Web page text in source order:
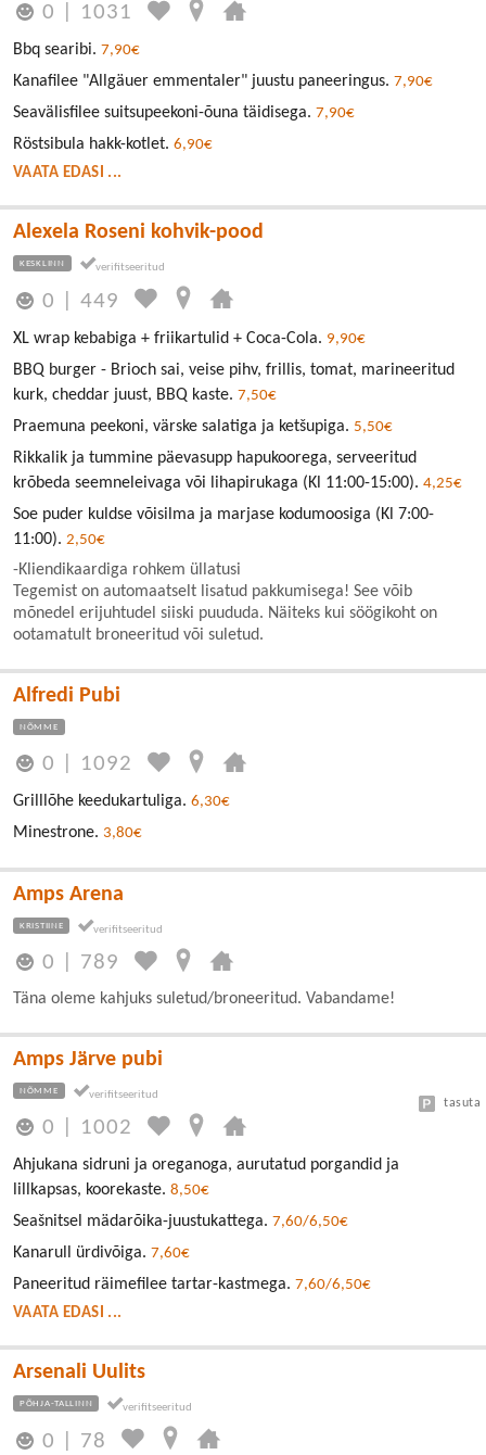
0 1031
Bbq searibi. 7,90€
Kanafilee "Allgäuer emmentaler" juustu paneeringus. 7,90€
Seavälisfilee suitsupeekoni-õuna täidisega. 7,90€
Röstsibula hakk-kotlet. 6,90€
VAATA EDASI ...
Alexela Roseni kohvik-pood
KESKLINN
0 |449
XL wrap kebabiga + friikartulid + Coca-Cola. 9,90€
BBQ burger - Brioch sai, veise pihv, frillis, tomat, marineeritud
kurk, cheddar juust, BBQ kaste. 7,50€
Praemuna peekoni, värske salatiga ja ketšupiga. 5,50€
Rikkalik ja tummine päevasupp hapukoorega, serveeritud
krõbeda seemneleivaga või lihapirukaga (Kl 11:00-15:00). 4,25€
Soe puder kuldse võisilma ja marjase kodumoosiga (Kl 7:00-
11:00). 2,50€
-Kliendikaardiga rohkem üllatusi
Tegemist on automaatselt lisatud pakkumisega! See võib
mõnedel erijuhtudel siiski puududa. Näiteks kui söögikoht on
ootamatult broneeritud või suletud.
Alfredi Pubi
NÕMME
0 1092
Grilllõhe keedukartuliga. 6,30€
Minestrone. 3,80€
Amps Arena
KRISTIINE
0 789
Täna oleme kahjuks suletud/broneeritud. Vabandame!
Amps Järve pubi
NÕMME
0 1002
tasuta
Ahjukana sidruni ja oreganoga, aurutatud porgandid ja
lillkapsas, koorekaste. 8,50€
Seašnitsel mädarõika-juustukattega. 7,60/6,50€
Kanarull ürdivõiga. 7,60€
Paneeritud räimefilee tartar-kastmega. 7,60/6,50€
VAATA EDASI ...
Arsenali Uulits
PÕHJA-TALLINN
0 78